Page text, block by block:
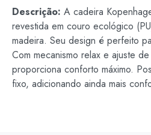
Descrição: A cadeira
revestida em couro ecológico
madeira. Seu design é perfeito
Com mecanismo relax e ajuste
proporciona conforto máximo.
fixo, adicionando ainda mais